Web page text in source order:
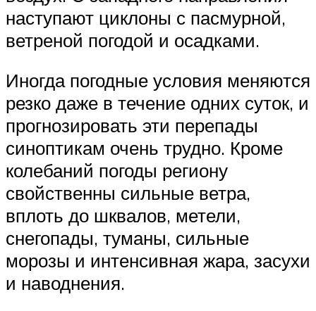
наступают циклоны с пасмурной,
ветреной погодой и осадками.
Иногда погодные условия меняются
резко даже в течение одних суток, и
прогнозировать эти перепады
синоптикам очень трудно. Кроме
колебаний погоды региону
свойственны сильные ветра,
вплоть до шквалов, метели,
снегопады, туманы, сильные
морозы и интенсивная жара, засухи
и наводнения.